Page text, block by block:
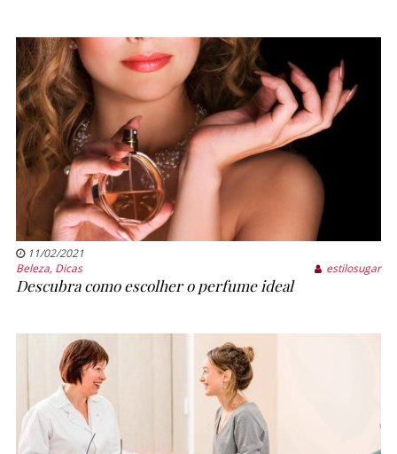
11/02/2021
Beleza, Dicas estilosugar
Descubra como escolher o perfume ideal